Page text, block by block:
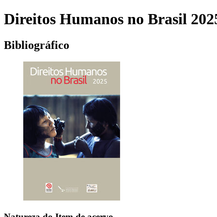
Direitos Humanos no Brasil
Bibliográfico